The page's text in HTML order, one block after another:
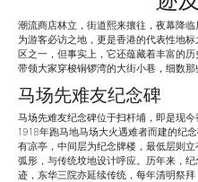
潮流商店林立，街道熙来攘往，夜幕降
为游客必访之地，更是香港的代表性地
区之一，但事实上，它还蕴藏着丰富的
带领大家穿梭铜锣湾的大街小巷，细数
马场先难友纪念碑
马场先难友纪念碑位于扫杆埔，即是现
1918年跑马地马场大火遇难者而建的纪
有凉亭，中间层为纪念牌楼，最低层则
弧形，与传统坟地设计呼应。历年来，
迹，东华三院亦延续传统，每年清明祭拜